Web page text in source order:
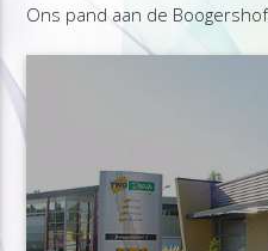
Ons pand aan de